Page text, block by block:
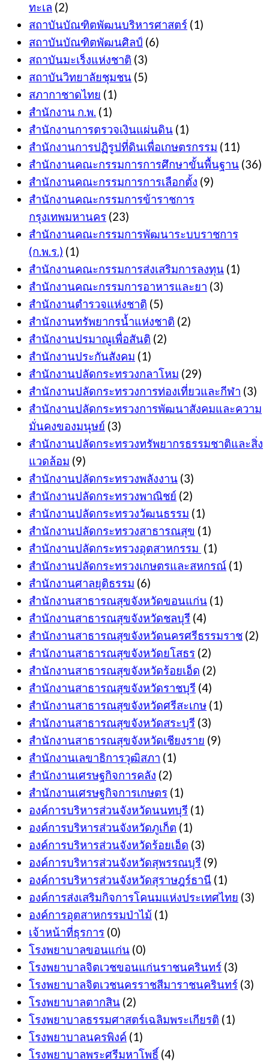
ทะเล (2)
สถาบันบัณฑิตพัฒนบริหารศาสตร์ (1)
สถาบันบัณฑิตพัฒนศิลป์ (6)
สถาบันมะเร็งแห่งชาติ (3)
สถาบันวิทยาลัยชุมชน (5)
สภากาชาดไทย (1)
สำนักงาน ก.พ. (1)
สำนักงานการตรวจเงินแผ่นดิน (1)
สำนักงานการปฏิรูปที่ดินเพื่อเกษตรกรรม (11)
สำนักงานคณะกรรมการการศึกษาขั้นพื้นฐาน (36)
สำนักงานคณะกรรมการการเลือกตั้ง (9)
สำนักงานคณะกรรมการข้าราชการ
กรุงเทพมหานคร (23)
สำนักงานคณะกรรมการพัฒนาระบบราชการ
(ก.พ.ร.) (1)
สำนักงานคณะกรรมการส่งเสริมการลงทุน (1)
สำนักงานคณะกรรมการอาหารและยา (3)
สำนักงานตำรวจแห่งชาติ (5)
สำนักงานทรัพยากรน้ำแห่งชาติ (2)
สำนักงานปรมาณูเพื่อสันติ (2)
สำนักงานประกันสังคม (1)
สำนักงานปลัดกระทรวงกลาโหม (29)
สำนักงานปลัดกระทรวงการท่องเที่ยวและกีฬา (3)
สำนักงานปลัดกระทรวงการพัฒนาสังคมและความ
มั่นคงของมนุษย์ (3)
สำนักงานปลัดกระทรวงทรัพยากรธรรมชาติและสิ่ง
แวดล้อม (9)
สำนักงานปลัดกระทรวงพลังงาน (3)
สำนักงานปลัดกระทรวงพาณิชย์ (2)
สำนักงานปลัดกระทรวงวัฒนธรรม (1)
สำนักงานปลัดกระทรวงสาธารณสุข (1)
สำนักงานปลัดกระทรวงอุตสาหกรรม (1)
สำนักงานปลัดกระทรวงเกษตรและสหกรณ์ (1)
สำนักงานศาลยุติธรรม (6)
สำนักงานสาธารณสุขจังหวัดขอนแก่น (1)
สำนักงานสาธารณสุขจังหวัดชลบุรี (4)
สำนักงานสาธารณสุขจังหวัดนครศรีธรรมราช (2)
สำนักงานสาธารณสุขจังหวัดยโสธร (2)
สำนักงานสาธารณสุขจังหวัดร้อยเอ็ด (2)
สำนักงานสาธารณสุขจังหวัดราชบุรี (4)
สำนักงานสาธารณสุขจังหวัดศรีสะเกษ (1)
สำนักงานสาธารณสุขจังหวัดสระบุรี (3)
สำนักงานสาธารณสุขจังหวัดเชียงราย (9)
สำนักงานเลขาธิการวุฒิสภา (1)
สำนักงานเศรษฐกิจการคลัง (2)
สำนักงานเศรษฐกิจการเกษตร (1)
องค์การบริหารส่วนจังหวัดนนทบุรี (1)
องค์การบริหารส่วนจังหวัดภูเก็ต (1)
องค์การบริหารส่วนจังหวัดร้อยเอ็ด (3)
องค์การบริหารส่วนจังหวัดสุพรรณบุรี (9)
องค์การบริหารส่วนจังหวัดสุราษฎร์ธานี (1)
องค์การส่งเสริมกิจการโคนมแห่งประเทศไทย (3)
องค์การอุตสาหกรรมป่าไม้ (1)
เจ้าหน้าที่ธุรการ (0)
โรงพยาบาลขอนแก่น (0)
โรงพยาบาลจิตเวชขอนแก่นราชนครินทร์ (3)
โรงพยาบาลจิตเวชนครราชสีมาราชนครินทร์ (3)
โรงพยาบาลตากสิน (2)
โรงพยาบาลธรรมศาสตร์เฉลิมพระเกียรติ (1)
โรงพยาบาลนครพิงค์ (1)
โรงพยาบาลพระศรีมหาโพธิ์ (4)